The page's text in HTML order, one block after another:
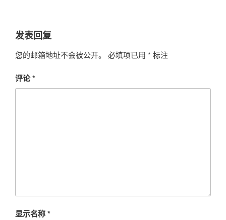
发表回复
您的邮箱地址不会被公开。 必填项已用 * 标注
评论*
显示名称*